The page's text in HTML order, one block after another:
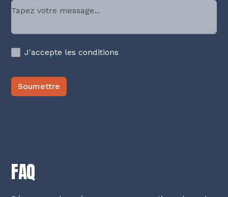
J'accepte les conditions
FAQ